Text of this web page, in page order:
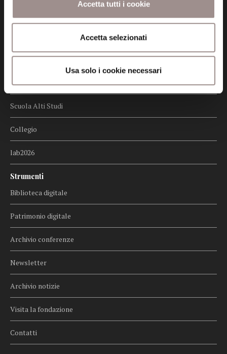
Accetta tutti i cookie
Accetta selezionati
Usa solo i cookie necessari
Centro Culturale
Centro Studi Religiosi
Scuola Alti Studi
Collegio
lab2026
Strumenti
Biblioteca digitale
Patrimonio digitale
Archivio conferenze
Newsletter
Archivio notizie
Visita la fondazione
Contatti